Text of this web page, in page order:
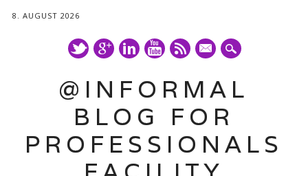
8. AUGUST 2026
mail
@INFORMAL
BLOG FOR
PROFESSIONALS